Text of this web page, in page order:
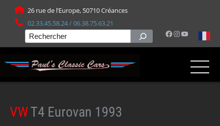
26 rue de l’Europe, 50710 Créances
02.33.45.58.24 / 06.38.75.63.21
Facebook
Instagram
YouTube
Rechercher
VWT4 Eurovan 1993
Panneau de gestion des cookies